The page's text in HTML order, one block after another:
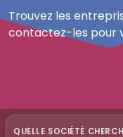
Trouvez les
contactez-les pour
QUELLE SOCIÉTÉ